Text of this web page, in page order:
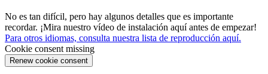
No es tan difícil, pero hay algunos detalles que es importante
recordar. ¡Mira nuestro vídeo de instalación aquí antes de empezar!
Para otros idiomas, consulta nuestra lista de reproducción aquí.
Cookie consent missing
Renew cookie consent